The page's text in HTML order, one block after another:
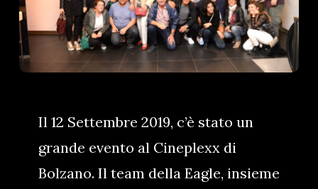
Il 12 Settembre 2019, c’è stato un
grande evento al Cineplexx di
Bolzano. Il team della Eagle, insieme